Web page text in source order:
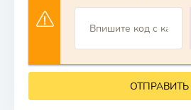
ОТПРАВИТЬ